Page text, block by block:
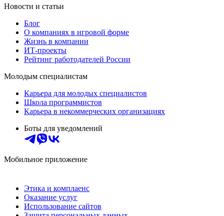
Новости и статьи
Блог
О компаниях в игровой форме
Жизнь в компании
ИТ-проекты
Рейтинг работодателей России
Молодым специалистам
Карьера для молодых специалистов
Школа программистов
Карьера в некоммерческих организациях
Боты для уведомлений
Мобильное приложение
Этика и комплаенс
Оказание услуг
Использование сайтов